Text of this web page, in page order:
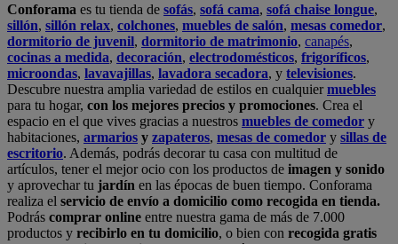
Conforama es tu tienda de sofás, sofá cama, sofá chaise longue,
sillón, sillón relax, colchones, muebles de salón, mesas comedor,
dormitorio de juvenil, dormitorio de matrimonio, canapés,
cocinas a medida, decoración, electrodomésticos, frigoríficos,
microondas, lavavajillas, lavadora secadora, y televisiones.
Descubre nuestra amplia variedad de estilos en cualquiermuebles
para tu hogar, con los mejores precios y promociones. Crea el
espacio en el que vives gracias a nuestros muebles de comedor y
habitaciones, armarios y zapateros, mesas de comedor y sillas de
escritorio. Además, podrás decorar tu casa con multitud de
artículos, tener el mejor ocio con los productos de imagen y sonido
y aprovechar tu jardín en las épocas de buen tiempo. Conforama
realiza el servicio de envío a domicilio como recogida en tienda.
Podrás comprar online entre nuestra gama de más de 7.000
productos y recibirlo en tu domicilio, o bien con recogida gratis